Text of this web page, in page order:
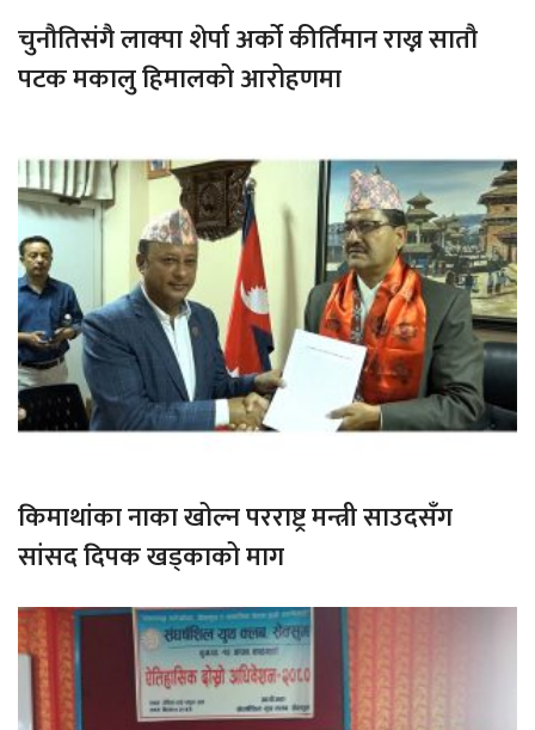
चुनौतिसंगै लाक्पा शेर्पा अर्को कीर्तिमान राख्न सातौ
पटक मकालु हिमालको आरोहणमा
किमाथांका नाका खोल्न परराष्ट्र मन्त्री साउदसँग
सांसद दिपक खड्काको माग